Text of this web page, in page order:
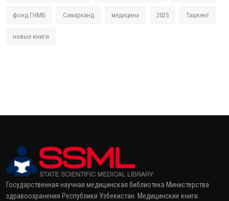
фонд ГНМБ Самарканд медицина 2025 Ташкент
новые книги
Государственная научная медицинская библиотека Министерства
здравоохранения Республики Узбекистан. Медицинские книги.